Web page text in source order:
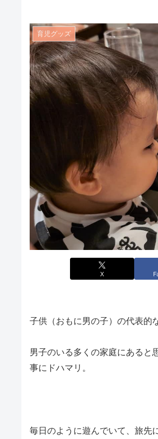
育児グッズ
X
子供（おもに男の子）の代表的
男子のいる多くの家庭にあると
事にドハマリ。
毎日のように遊んでいて、旅先